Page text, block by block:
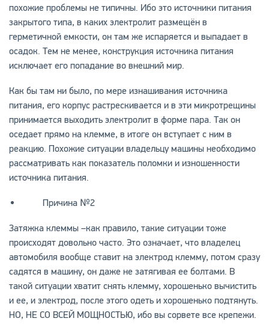
похожие проблемы не типичны. Ибо это источники питания
закрытого типа, в каких электролит размещён в
герметичной емкости, он там же испаряется и выпадает в
осадок. Тем не менее, конструкция источника питания
исключает его попадание во внешний мир.
Как бы там ни было, по мере изнашивания источника
питания, его корпус растрескивается и в эти микротрещины
принимается выходить электролит в форме пара. Так он
оседает прямо на клемме, в итоге он вступает с ним в
реакцию. Похожие ситуации владельцу машины необходимо
рассматривать как показатель поломки и изношенности
источника питания.
Причина №2
Затяжка клеммы –как правило, такие ситуации тоже
происходят довольно часто. Это означает, что владелец
автомобиля вообще ставит на электрод клемму, потом сразу
садятся в машину, он даже не затягивая ее болтами. В
такой ситуации хватит снять клемму, хорошенько вычистить
и ее, и электрод, после этого одеть и хорошенько подтянуть.
НО, НЕ СО ВСЕЙ МОЩНОСТЬЮ, ибо вы сорвете все крепежи.